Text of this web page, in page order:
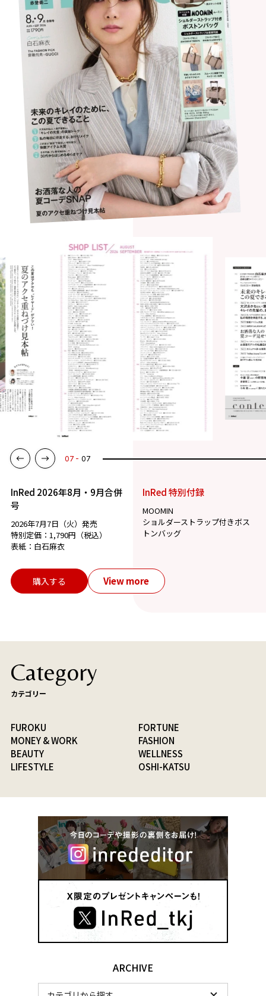
07 07
InRed 2026年8月・9月合併
号
2026年7月7日（火）発売
特別定価：1,790円（税込）
表紙：白石麻衣
InRed 特別付録
MOOMIN
ショルダーストラップ付きボス
トンバッグ
購入する View more
Category
カテゴリー
FUROKU
FORTUNE
MONEY & WORK
FASHION
BEAUTY
WELLNESS
LIFESTYLE
OSHI-KATSU
ARCHIVE